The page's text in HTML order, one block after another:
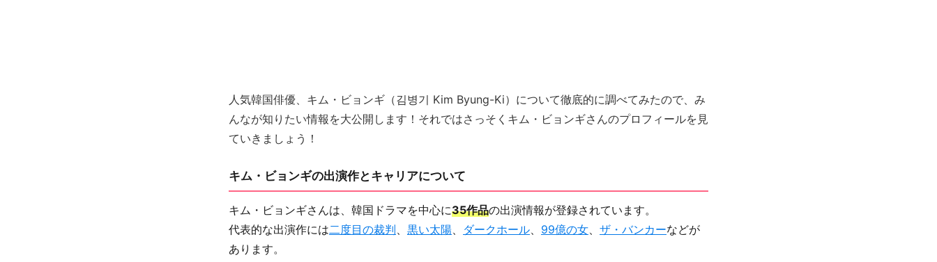
人気韓国俳優、キム・ビョンギ（김병기 Kim Byung-Ki）について徹底的に調べてみたので、み
んなが知りたい情報を大公開します！それではさっそくキム・ビョンギさんのプロフィールを見
ていきましょう！
キム・ビョンギの出演作とキャリアについて
キム・ビョンギさんは、韓国ドラマを中心に35作品の出演情報が登録されています。
代表的な出演作には二度目の裁判、 黒い太陽、 ダークホール、 99億の女、 ザ・バンカーなどが
あります。